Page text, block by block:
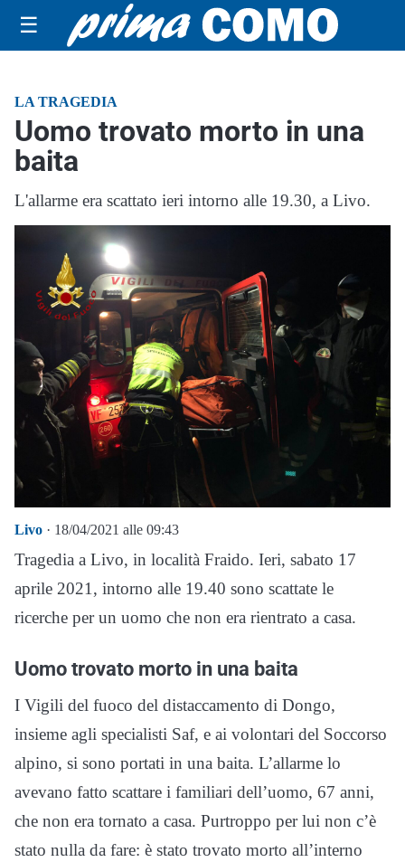
☰
LA TRAGEDIA
Uomo trovato morto in una
baita
L'allarme era scattato ieri intorno alle 19.30, a Livo.
Livo · 18/04/2021 alle 09:43
Tragedia a Livo, in località Fraido. Ieri, sabato 17
aprile 2021, intorno alle 19.40 sono scattate le
ricerche per un uomo che non era rientrato a casa.
Uomo trovato morto in una baita
I Vigili del fuoco del distaccamento di Dongo,
insieme agli specialisti Saf, e ai volontari del Soccorso
alpino, si sono portati in una baita. L’allarme lo
avevano fatto scattare i familiari dell’uomo, 67 anni,
che non era tornato a casa. Purtroppo per lui non c’è
stato nulla da fare: è stato trovato morto all’interno